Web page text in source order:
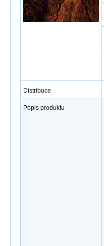
Distribuce
Popis produktu